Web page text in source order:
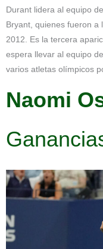
Durant lidera al equipo
Bryant, quienes fueron a
2012. Es la tercera
espera llevar al equipo
varios atletas olímpicos
Naomi